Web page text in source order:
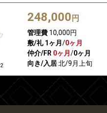
2
248,000 円
管理費10,000円
敷/礼 1ヶ月/0ヶ月
仲介/FR 0ヶ月/0ヶ月
向き/入居北/9月上旬